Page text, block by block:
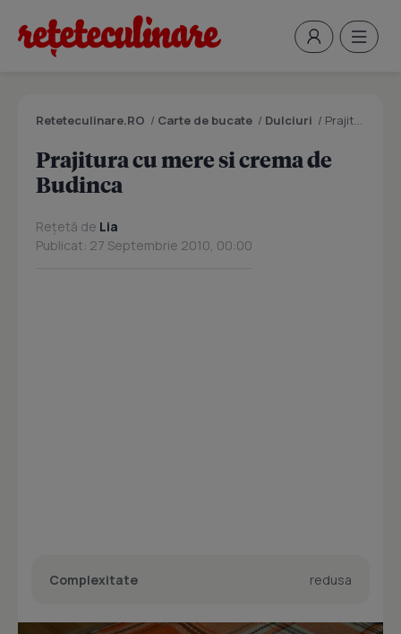
Reteteculinare.RO / Carte de bucate / Dulciuri / Prajitura cu mere si crema de Budinca
Prajitura cu mere si crema de
Budinca
Rețetă de Lia
Publicat: 27 Septembrie 2010, 00:00
Complexitate redusa